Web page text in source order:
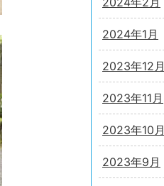
2024年1月
2023年12月
2023年11月
2023年10月
2023年9月